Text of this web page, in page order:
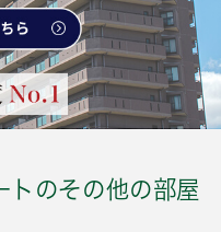
トのその他の部屋